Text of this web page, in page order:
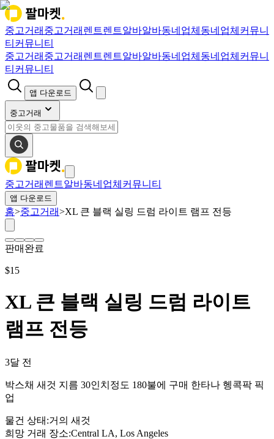
중고거래 중고거래 렌트렌트알바알바동네업체 동네업체 커뮤니
티 커뮤니티
중고거래 중고거래 렌트렌트알바알바동네업체 동네업체 커뮤니
티 커뮤니티
앱 다운로드
중고거래
중고거래 렌트알바동네업체 커뮤니티
앱 다운로드
홈>중고거래>XL 큰 블랙 실링 드럼 라이트 램프 전등
판매완료
$15
XL 큰 블랙 실링 드럼 라이트
램프 전등
3달 전
박스채 새것 지름 30인치정도 180불에 구매 한타나 헹콕팍 픽
업
물건 상태 :거의 새것
희망 거래 장소:Central LA, Los Angeles